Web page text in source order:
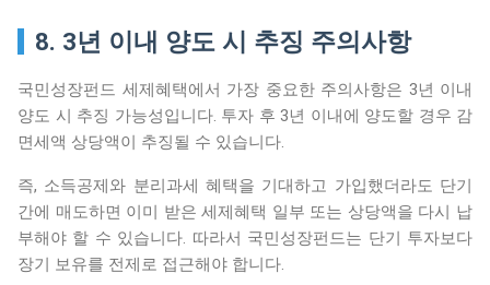
8. 3년 이내 양도 시 추징 주의사항
국민성장펀드 세제혜택에서 가장 중요한 주의사항은 3년 이내
양도 시 추징 가능성입니다. 투자 후 3년 이내에 양도할 경우 감
면세액 상당액이 추징될 수 있습니다.
즉, 소득공제와 분리과세 혜택을 기대하고 가입했더라도 단기
간에 매도하면 이미 받은 세제혜택 일부 또는 상당액을 다시 납
부해야 할 수 있습니다. 따라서 국민성장펀드는 단기 투자보다
장기 보유를 전제로 접근해야 합니다.